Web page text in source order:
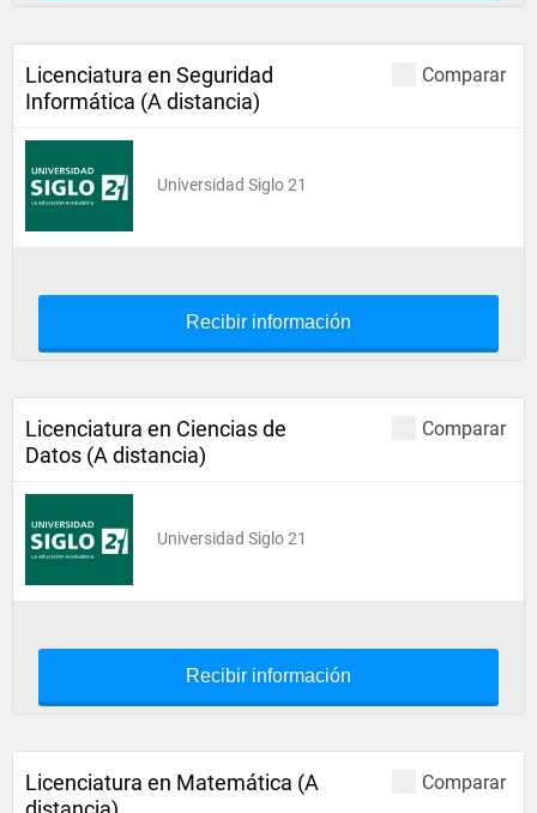
Comparar
Licenciatura en Seguridad
Informática (A distancia)
Universidad Siglo 21
Recibir información
Comparar
Licenciatura en Ciencias de
Datos (A distancia)
Universidad Siglo 21
Recibir información
Comparar
Licenciatura en Matemática (A